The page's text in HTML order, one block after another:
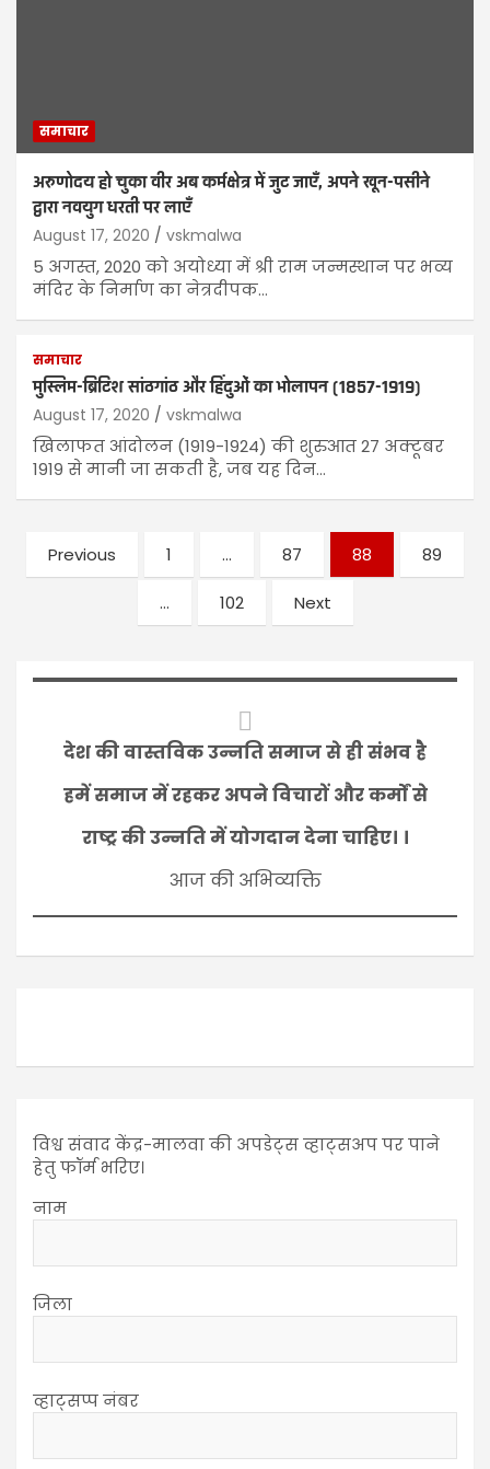
समाचार
अरुणोदय हो चुका वीर अब कर्मक्षेत्र में जुट जाएँ, अपने खून-पसीने
द्वारा नवयुग धरती पर लाएँ
August 17, 2020 vskmalwa
5 अगस्त, 2020 को अयोध्या में श्री राम जन्मस्थान पर भव्य
मंदिर के निर्माण का नेत्रदीपक…
समाचार
मुस्लिम-ब्रिटिश सांठगांठ और हिंदुओं का भोलापन (1857-1919)
August 17, 2020 vskmalwa
खिलाफत आंदोलन (1919-1924) की शुरुआत 27 अक्टूबर
1919 से मानी जा सकती है, जब यह दिन…
Previous 1 … 87 88 89
… 102 Next
देश की वास्तविक उन्नति समाज से ही संभव है
हमें समाज में रहकर अपने विचारों और कर्मों से
राष्ट्र की उन्नति में योगदान देना चाहिए। ।
आज की अभिव्यक्ति
विश्व संवाद केंद्र-मालवा की अपडेट्स व्हाट्सअप पर पाने
हेतु फॉर्म भरिए।
नाम
जिला
व्हाट्सप्प नंबर